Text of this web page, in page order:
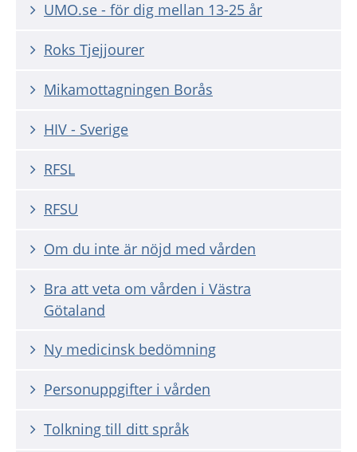
UMO.se - för dig mellan 13-25 år
Roks Tjejjourer
Mikamottagningen Borås
HIV - Sverige
RFSL
RFSU
Om du inte är nöjd med vården
Bra att veta om vården i Västra
Götaland
Ny medicinsk bedömning
Personuppgifter i vården
Tolkning till ditt språk